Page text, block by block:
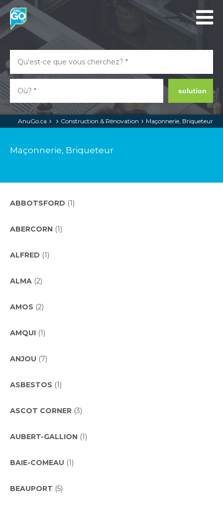
solution
AnuGo.ca Construction & Rénovation Maçonnerie, Briqueteur
Maçonnerie, Briqueteur
ABBOTSFORD (1)
ABERCORN (1)
ALFRED (1)
ALMA (2)
AMOS (2)
AMQUI (1)
ANJOU (7)
ASBESTOS (1)
ASCOT CORNER (3)
AUBERT-GALLION (1)
BAIE-COMEAU (1)
BEAUPORT (5)